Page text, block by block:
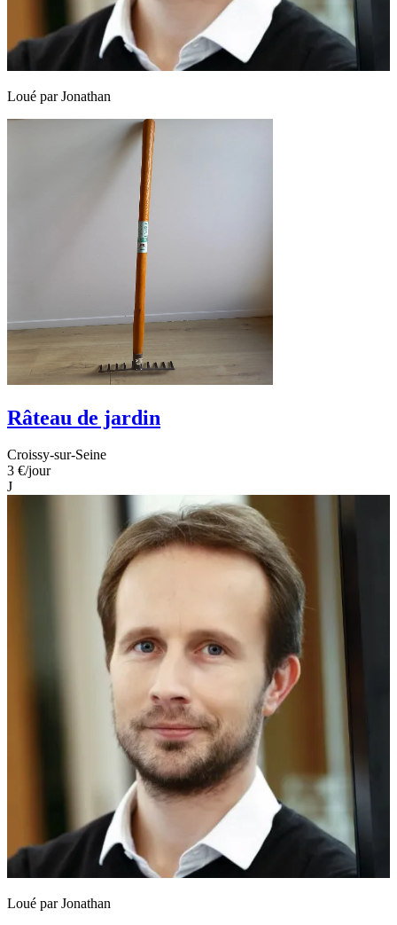
Loué parJonathan
Râteau de jardin
Croissy-sur-Seine
3 €/jour
J
Loué parJonathan